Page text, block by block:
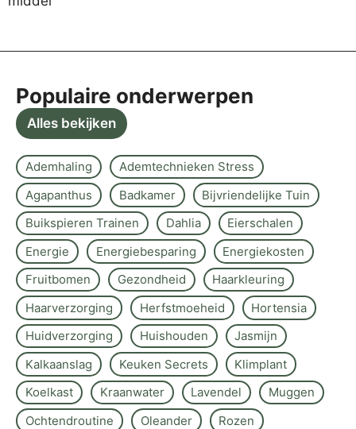
Populaire onderwerpen
Alles bekijken
Ademhaling
Ademtechnieken Stress
Agapanthus
Badkamer
Bijvriendelijke Tuin
Buikspieren Trainen
Dahlia
Eierschalen
Energie
Energiebesparing
Energiekosten
Fruitbomen
Gezondheid
Haarkleuring
Haarverzorging
Herfstmoeheid
Hortensia
Huidverzorging
Huishouden
Jasmijn
Kalkaanslag
Keuken Secrets
Klimplant
Koelkast
Kraanwater Lavendel
Muggen
Ochtendroutine
Oleander
Rozen